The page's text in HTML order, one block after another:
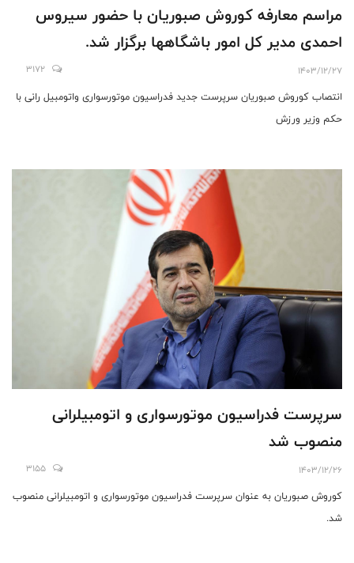
مراسم معارفه کوروش صبوریان با حضور سیروس
احمدی مدیر کل امور باشگاهها برگزار شد.
1403/12/27
3172
انتصاب کوروش صبوریان سرپرست جدید فدراسیون موتورسواری واتومبیل رانی با
حکم وزیر ورزش
سرپرست فدراسیون موتورسواری و اتومبیلرانی
منصوب شد
1403/12/26
3155
کوروش صبوریان به عنوان سرپرست فدراسیون موتورسواری و اتومبیلرانی منصوب
شد.